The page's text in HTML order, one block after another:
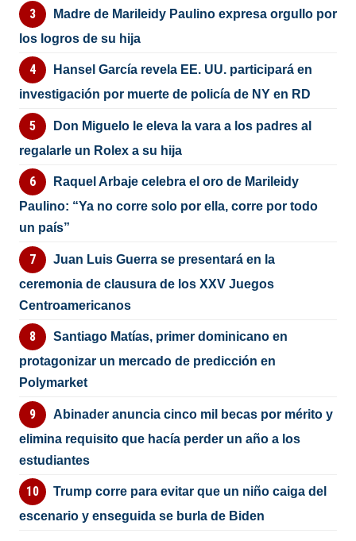
Madre de Marileidy Paulino expresa orgullo por
los logros de su hija
Hansel García revela EE. UU. participará en
investigación por muerte de policía de NY en RD
Don Miguelo le eleva la vara a los padres al
regalarle un Rolex a su hija
Raquel Arbaje celebra el oro de Marileidy
Paulino: “Ya no corre solo por ella, corre por todo
un país”
Juan Luis Guerra se presentará en la
ceremonia de clausura de los XXV Juegos
Centroamericanos
Santiago Matías, primer dominicano en
protagonizar un mercado de predicción en
Polymarket
Abinader anuncia cinco mil becas por mérito y
elimina requisito que hacía perder un año a los
estudiantes
Trump corre para evitar que un niño caiga del
escenario y enseguida se burla de Biden